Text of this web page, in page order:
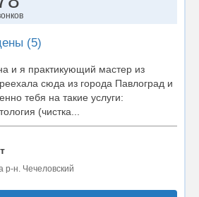
(5)
и я практикующий мастер из
сюда из города Павлоград и
тебя на такие услуги:
(чистка...
р-н. Чечеловский